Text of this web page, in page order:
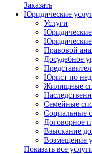
Заказать
Юридические
Услуги
Юридические
Юридические
Правовой
Досудебное
Юрист по
Жилищные
Семейные
Социальные
Договорное
Взыскание
Возмещение
Показать все